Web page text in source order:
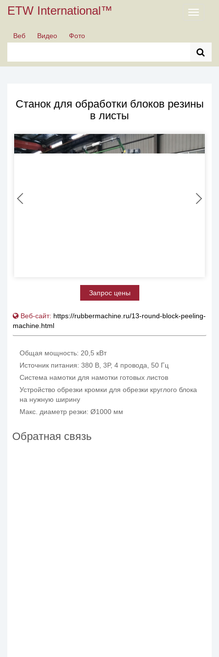
ETW International™
Toggle
Веб
Видео Фото
Станок для обработки блоков резины
в листы
Запрос цены
Веб-сайт: https://rubbermachine.ru/13-round-block-peeling-
machine.html
Общая мощность: 20,5 кВт
Источник питания: 380 В, 3P, 4 провода, 50 Гц
Система намотки для намотки готовых листов
Устройство обрезки кромки для обрезки круглого блока
на нужную ширину
Макс. диаметр резки: Ø1000 мм
Обратная связь